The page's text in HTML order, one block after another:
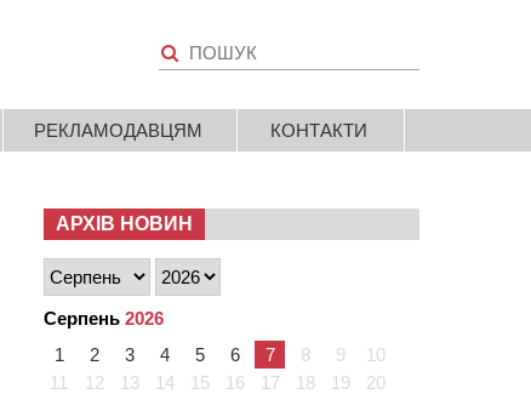
РЕКЛАМОДАВЦЯМ КОНТАКТИ
АРХІВ НОВИН
Серпень 2026
1
2 3 4 5 6 7 8 9
10
11
12 13 14 15 16 17 18 19
20